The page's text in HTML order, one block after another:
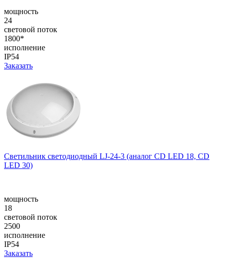
мощность
24
световой поток
1800*
исполнение
IP54
Заказать
Cветильник cветодиодный LJ-24-3 (аналог CD LED 18, CD
LED 30)
мощность
18
световой поток
2500
исполнение
IP54
Заказать